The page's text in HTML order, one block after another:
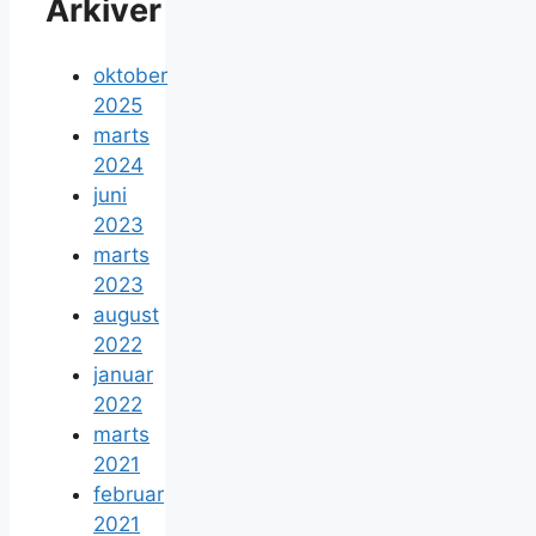
Arkiver
oktober
2025
marts
2024
juni
2023
marts
2023
august
2022
januar
2022
marts
2021
februar
2021